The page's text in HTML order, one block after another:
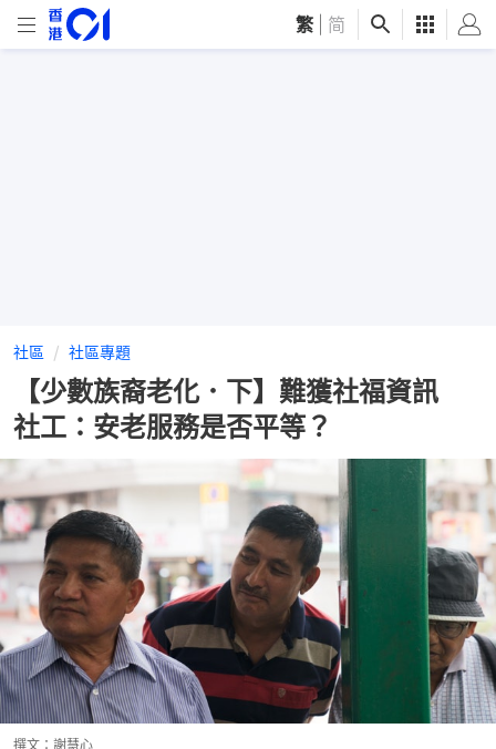
繁 简
社區 社區專題
【少數族裔老化．下】難獲社福資訊
社工：安老服務是否平等？
撰文： 謝慧心